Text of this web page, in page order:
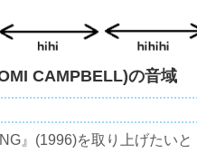
CAMPBELL)の音域
』(1996)を取り上げたいと